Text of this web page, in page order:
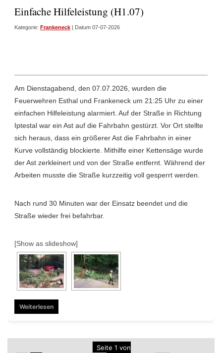
Einfache Hilfeleistung (H1.07)
Kategorie: Frankeneck | Datum 07-07-2026
Am Dienstagabend, den 07.07.2026, wurden die
Feuerwehren Esthal und Frankeneck um 21:25 Uhr zu einer
einfachen Hilfeleistung alarmiert. Auf der Straße in Richtung
Iptestal war ein Ast auf die Fahrbahn gestürzt. Vor Ort stellte
sich heraus, dass ein größerer Ast die Fahrbahn in einer
Kurve vollständig blockierte. Mithilfe einer Kettensäge wurde
der Ast zerkleinert und von der Straße entfernt. Während der
Arbeiten musste die Straße kurzzeitig voll gesperrt werden.
Nach rund 30 Minuten war der Einsatz beendet und die
Straße wieder frei befahrbar.
[Show as slideshow]
Weiterlesen
Seite 1 von